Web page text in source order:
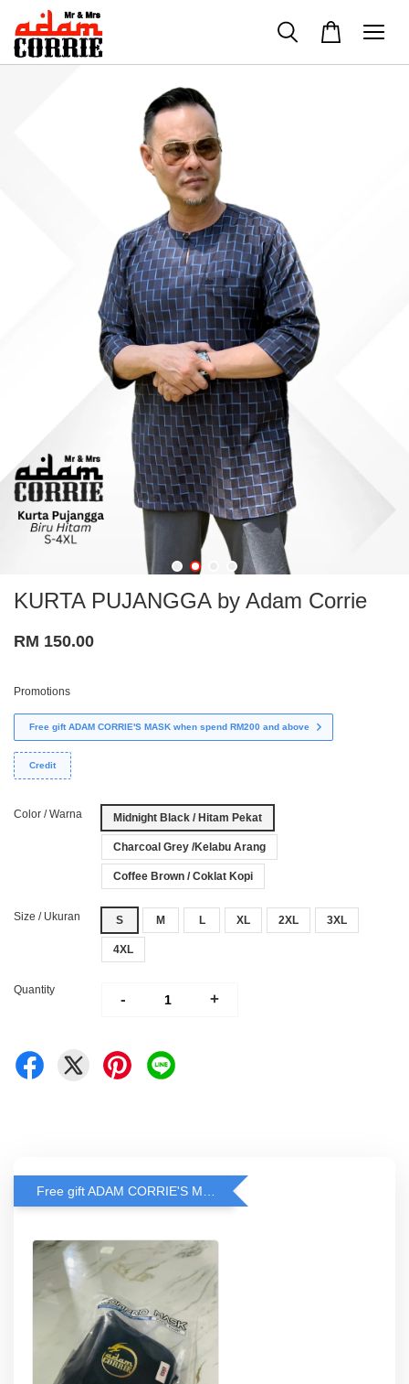
KURTA PUJANGGA by Adam Corrie
RM 150.00
Promotions
Free gift ADAM CORRIE'S MASK when spend RM200 and above
Credit
Color / Warna Midnight Black / Hitam Pekat
Charcoal Grey /Kelabu Arang
Coffee Brown / Coklat Kopi
Size / Ukuran S M L XL 2XL 3XL
4XL
Quantity
- +